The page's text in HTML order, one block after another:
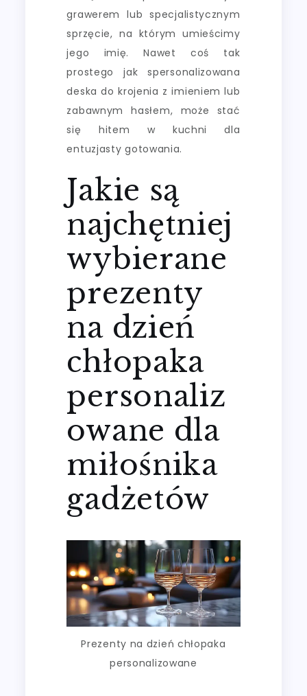
grawerem lub specjalistycznym
sprzęcie, na którym umieścimy
jego imię. Nawet coś tak
prostego jak spersonalizowana
deska do krojenia z imieniem lub
zabawnym hasłem, może stać
się hitem w kuchni dla
entuzjasty gotowania.
Jakie są
najchętniej
wybierane
prezenty
na dzień
chłopaka
personaliz
owane dla
miłośnika
gadżetów
Prezenty na dzień chłopaka
personalizowane